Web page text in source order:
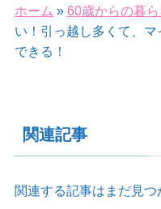
ホーム » 60歳からの暮
い！引っ越し多くて、
できる！
関連記事
関連する記事はまだ見つ